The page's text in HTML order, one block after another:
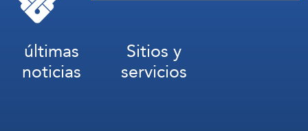
últimas
noticias
Sitios y
servicios